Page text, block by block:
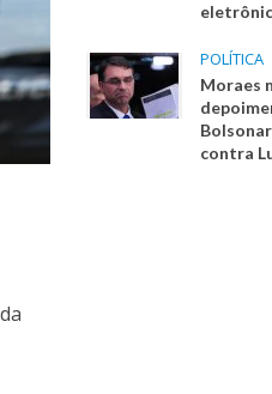
POLÍTICA
Moraes
contra